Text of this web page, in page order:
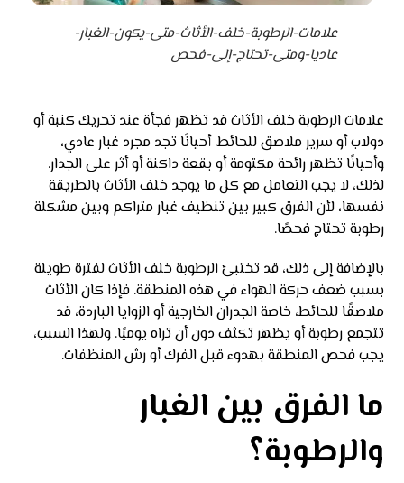
علامات-الرطوبة-خلف-الأثاث-متى-يكون-الغبار-
عاديا-ومتى-تحتاج-إلى-فحص
علامات الرطوبة خلف الأثاث قد تظهر فجأة عند تحريك كنبة أو
دولاب أو سرير ملاصق للحائط. أحيانًا تجد مجرد غبار عادي،
وأحيانًا تظهر رائحة مكتومة أو بقعة داكنة أو أثر على الجدار.
لذلك، لا يجب التعامل مع كل ما يوجد خلف الأثاث بالطريقة
نفسها، لأن الفرق كبير بين تنظيف غبار متراكم وبين مشكلة
رطوبة تحتاج فحصًا.
بالإضافة إلى ذلك، قد تختبئ الرطوبة خلف الأثاث لفترة طويلة
بسبب ضعف حركة الهواء في هذه المنطقة. فإذا كان الأثاث
ملاصقًا للحائط، خاصة الجدران الخارجية أو الزوايا الباردة، قد
تتجمع رطوبة أو يظهر تكثف دون أن تراه يوميًا. ولهذا السبب،
يجب فحص المنطقة بهدوء قبل الفرك أو رش المنظفات.
ما الفرق بين الغبار
والرطوبة؟